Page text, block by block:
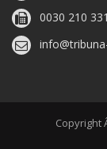
0030 210
Copyright